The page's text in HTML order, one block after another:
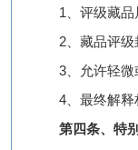
1、评级藏品
2、藏品评
3、允许轻微
4 、最终解
第四条、特